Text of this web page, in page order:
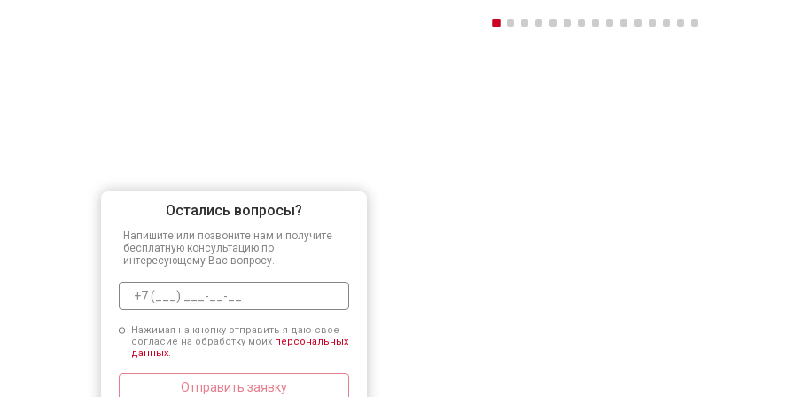
Остались вопросы?
Напишите или позвоните нам и получите
бесплатную консультацию по
интересующему Вас вопросу.
Нажимая на кнопку отправить я даю свое
согласие на обработку моих персональных
данных.
Отправить заявку